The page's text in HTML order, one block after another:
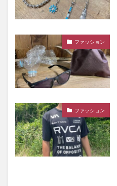
ファッション
ファッション